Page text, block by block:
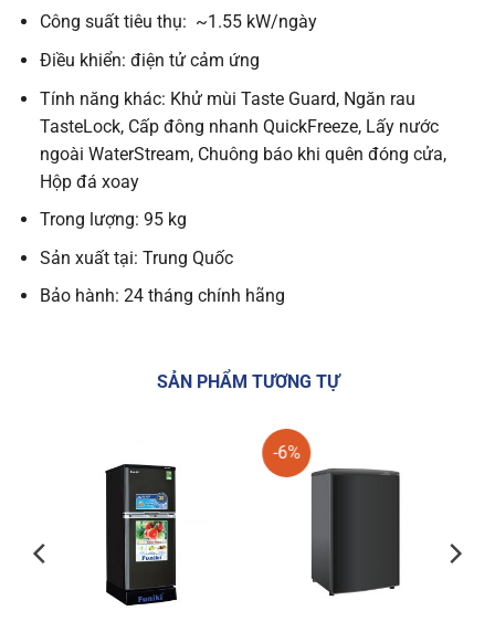
Công suất tiêu thụ: ~1.55 kW/ngày
Điều khiển: điện tử cảm ứng
Tính năng khác: Khử mùi Taste Guard, Ngăn rau
TasteLock, Cấp đông nhanh QuickFreeze, Lấy nước
ngoài WaterStream, Chuông báo khi quên đóng cửa,
Hộp đá xoay
Trong lượng: 95 kg
Sản xuất tại: Trung Quốc
Bảo hành: 24 tháng chính hãng
SẢN PHẨM TƯƠNG TỰ
-6%